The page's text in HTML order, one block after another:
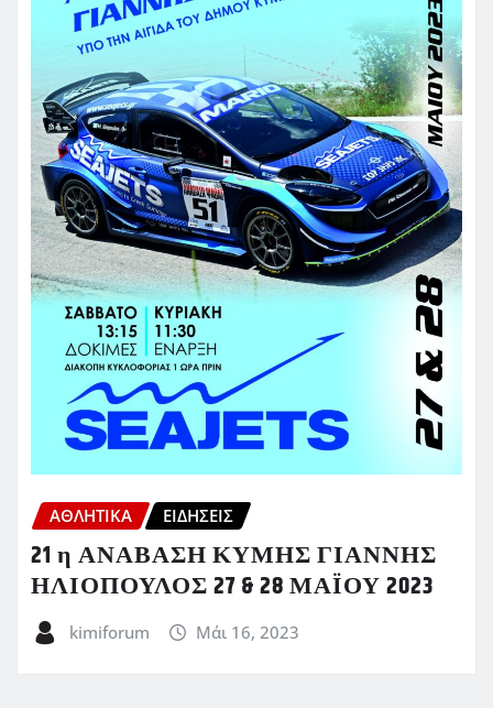
ΑΘΛΗΤΙΚΑ ΕΙΔΗΣΕΙΣ
21 η ΑΝΑΒΑΣΗ ΚΥΜΗΣ ΓΙΑΝΝΗΣ
ΗΛΙΟΠΟΥΛΟΣ 27 & 28 ΜΑΪΟΥ 2023
kimiforum Μάι 16, 2023